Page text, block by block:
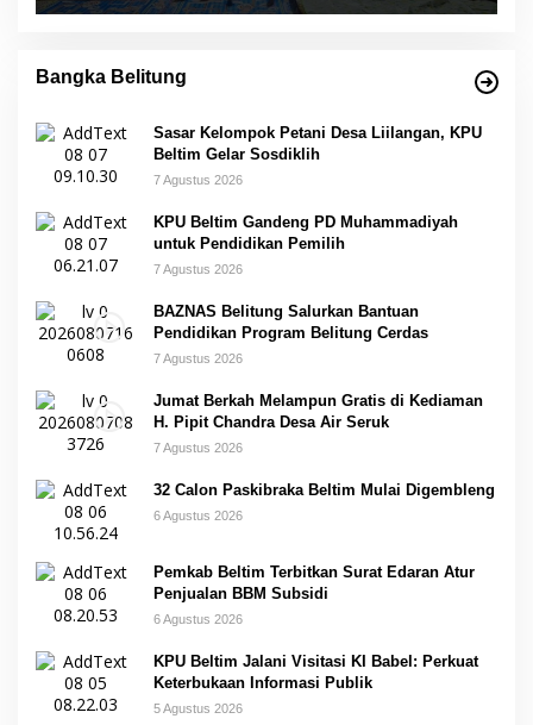
Bangka Belitung
Sasar Kelompok Petani Desa Liilangan, KPU
Beltim Gelar Sosdiklih
7 Agustus 2026
KPU Beltim Gandeng PD Muhammadiyah
untuk Pendidikan Pemilih
7 Agustus 2026
BAZNAS Belitung Salurkan Bantuan
Pendidikan Program Belitung Cerdas
7 Agustus 2026
Jumat Berkah Melampun Gratis di Kediaman
H. Pipit Chandra Desa Air Seruk
7 Agustus 2026
32 Calon Paskibraka Beltim Mulai Digembleng
6 Agustus 2026
Pemkab Beltim Terbitkan Surat Edaran Atur
Penjualan BBM Subsidi
6 Agustus 2026
KPU Beltim Jalani Visitasi KI Babel: Perkuat
Keterbukaan Informasi Publik
5 Agustus 2026